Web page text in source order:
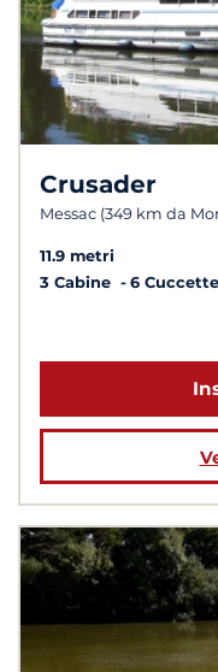
Crusader
Messac (349 km da
11.9 metri
3 Cabine
6 Cuccette